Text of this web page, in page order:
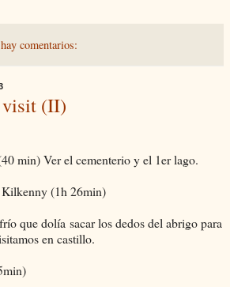
comentarios:
visit (II)
min) Ver el cementerio y el 1er lago.
(1h 26min)
que dolía sacar los dedos del abrigo para
en castillo.